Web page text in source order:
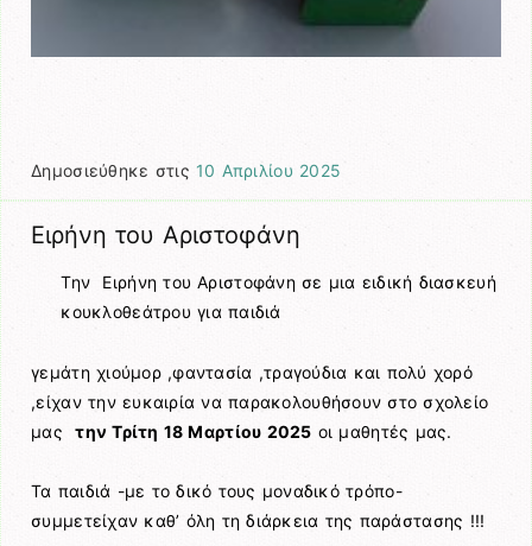
Δημοσιεύθηκε στις 10 Απριλίου 2025
Ειρήνη του Αριστοφάνη
Την Ειρήνη του Αριστοφάνη σε μια ειδική διασκευή
κουκλοθεάτρου για παιδιά
γεμάτη χιούμορ ,φαντασία ,τραγούδια και πολύ χορό
,είχαν την ευκαιρία να παρακολουθήσουν στο σχολείο
μαςτην Τρίτη 18 Μαρτίου 2025 οι μαθητές μας.
Τα παιδιά -με το δικό τους μοναδικό τρόπο-
συμμετείχαν καθ’ όλη τη διάρκεια της παράστασης !!!